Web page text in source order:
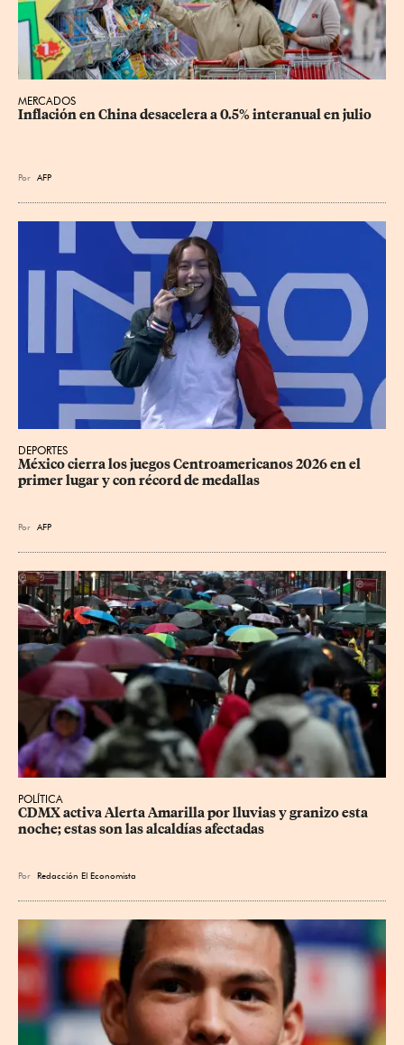
MERCADOS
Inflación en China desacelera a 0.5% interanual en julio
Por AFP
DEPORTES
México cierra los juegos Centroamericanos 2026 en el
primer lugar y con récord de medallas
Por AFP
POLÍTICA
CDMX activa Alerta Amarilla por lluvias y granizo esta
noche; estas son las alcaldías afectadas
Por Redacción El Economista